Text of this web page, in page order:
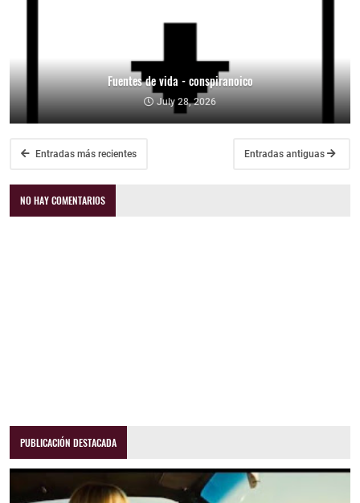
Fuentes de vida - conspiranoico
July 28, 2026
Entradas más recientes Entradas antiguas
NO HAY COMENTARIOS
PUBLICACIÓN DESTACADA